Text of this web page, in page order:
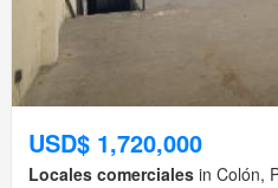
USD$ 1,720,000
Locales comerciales in Colón,